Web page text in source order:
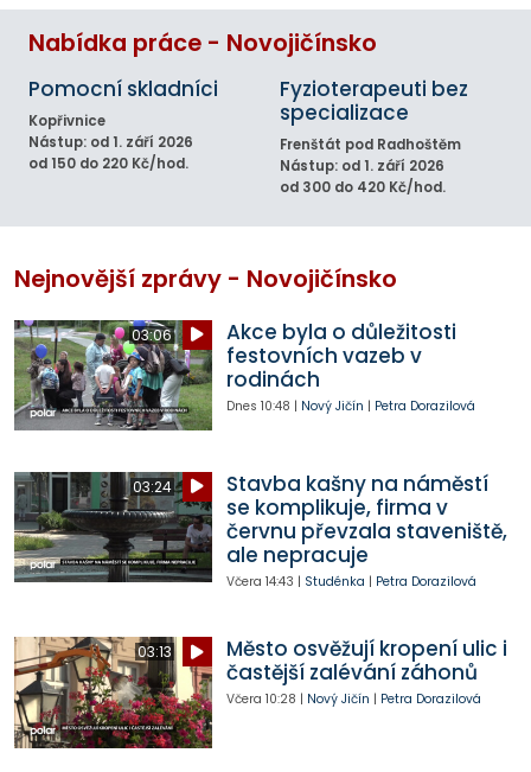
Nabídka práce - Novojičínsko
Pomocní skladníci
Kopřivnice
Nástup: od 1. září 2026
od 150 do 220 Kč/hod.
Fyzioterapeuti bez
specializace
Frenštát pod Radhoštěm
Nástup: od 1. září 2026
od 300 do 420 Kč/hod.
Nejnovější zprávy - Novojičínsko
03:06
Akce byla o důležitosti
festovních vazeb v
rodinách
Dnes 10:48 | Nový Jičín | Petra Dorazilová
03:24
Stavba kašny na náměstí
se komplikuje, firma v
červnu převzala staveniště,
ale nepracuje
Včera 14:43 | Studénka | Petra Dorazilová
03:13
Město osvěžují kropení ulic i
častější zalévání záhonů
Včera 10:28 | Nový Jičín | Petra Dorazilová